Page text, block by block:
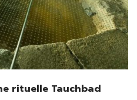
rituelle Tauchbad